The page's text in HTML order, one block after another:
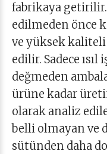
fabrikaya
edilmeden önce
ve yüksek
edilir. Sadece
değmeden
ürüne kadar
olarak analiz
belli olmayan ve
sütünden daha